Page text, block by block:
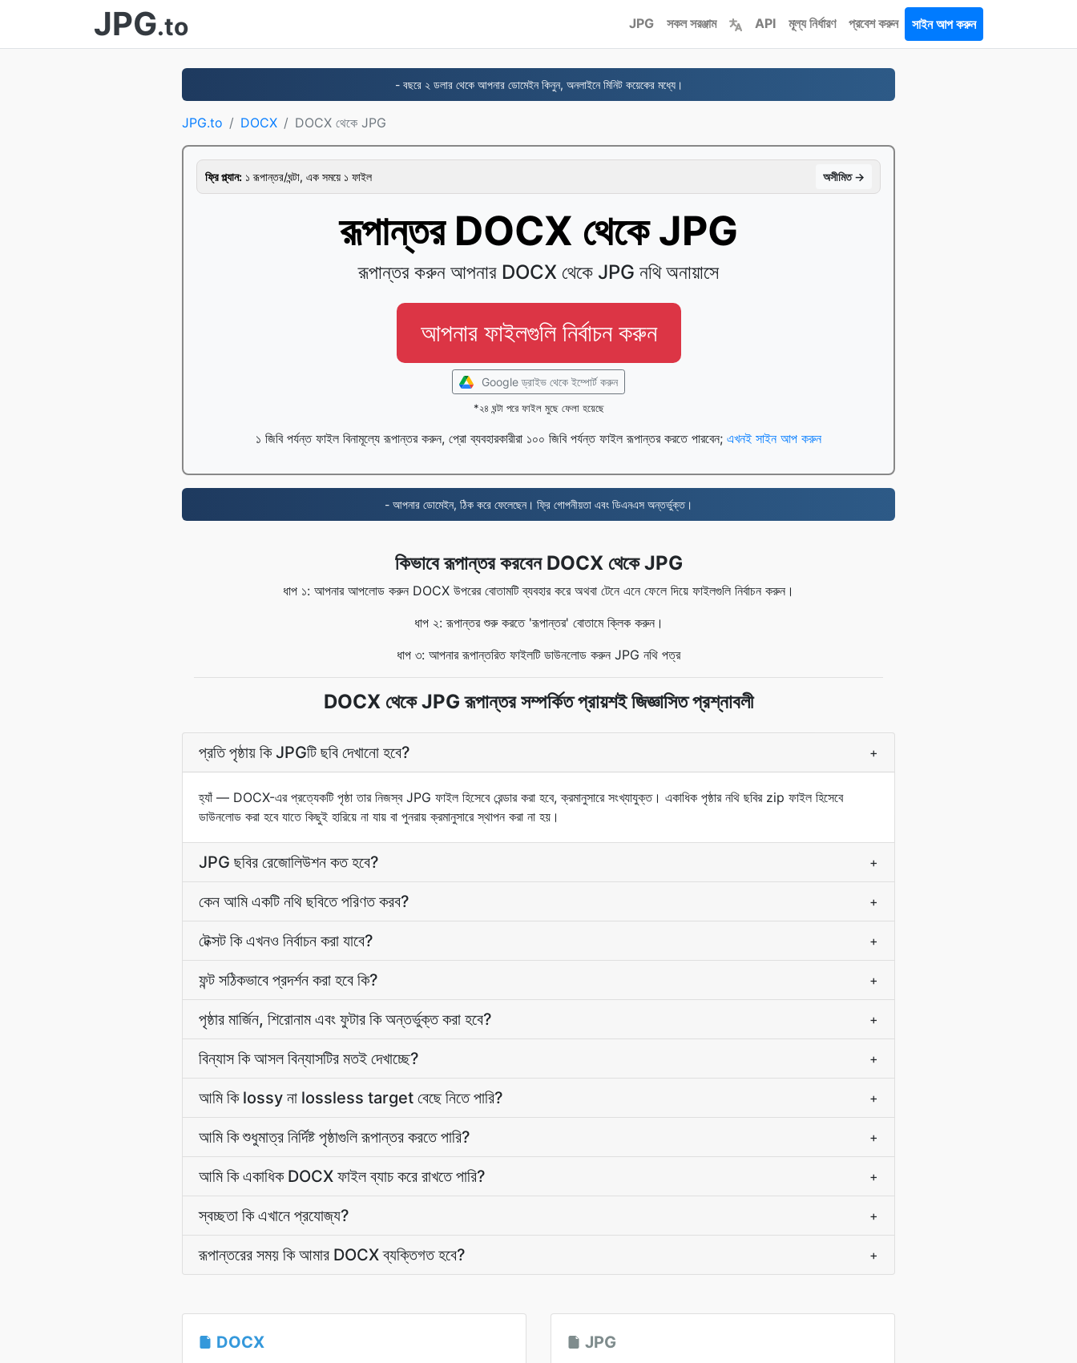
JPG.to JPG সকল সরঞ্জাম API মূল্য নির্ধারণ প্রবেশ করুন সাইন আপ করুন
- বছরে ২ ডলার থেকে আপনার ডোমেইন কিনুন, অনলাইনে মিনিট কয়েকের মধ্যে।
JPG.to DOCX DOCX থেকে JPG
ফ্রি প্ল্যান: ১ রূপান্তর/ঘন্টা, এক সময়ে ১ ফাইল অসীমিত →
রূপান্তর DOCX থেকে JPG
রূপান্তর করুন আপনার DOCX থেকে JPG নথি অনায়াসে
আপনার ফাইলগুলি নির্বাচন করুন
Google ড্রাইভ থেকে ইম্পোর্ট করুন
*২৪ ঘন্টা পরে ফাইল মুছে ফেলা হয়েছে
১ জিবি পর্যন্ত ফাইল বিনামূল্যে রূপান্তর করুন, প্রো ব্যবহারকারীরা ১০০ জিবি পর্যন্ত ফাইল রূপান্তর করতে পারবেন; এখনই সাইন আপ করুন
- আপনার ডোমেইন, ঠিক করে ফেলেছেন। ফ্রি গোপনীয়তা এবং ডিএনএস অন্তর্ভুক্ত।
কিভাবে রূপান্তর করবেন DOCX থেকে JPG
ধাপ ১: আপনার আপলোড করুন DOCX উপরের বোতামটি ব্যবহার করে অথবা টেনে এনে ফেলে দিয়ে ফাইলগুলি নির্বাচন করুন।
ধাপ ২: রূপান্তর শুরু করতে 'রূপান্তর' বোতামে ক্লিক করুন।
ধাপ ৩: আপনার রূপান্তরিত ফাইলটি ডাউনলোড করুন JPG নথি পত্র
DOCX থেকে JPG রূপান্তর সম্পর্কিত প্রায়শই জিজ্ঞাসিত প্রশ্নাবলী
প্রতি পৃষ্ঠায় কি JPGটি ছবি দেখানো হবে? +
হ্যাঁ — DOCX-এর প্রত্যেকটি পৃষ্ঠা তার নিজস্ব JPG ফাইল হিসেবে রেন্ডার করা হবে, ক্রমানুসারে সংখ্যাযুক্ত। একাধিক পৃষ্ঠার নথি ছবির zip ফাইল হিসেবে
ডাউনলোড করা হবে যাতে কিছুই হারিয়ে না যায় বা পুনরায় ক্রমানুসারে স্থাপন করা না হয়।
JPG ছবির রেজোলিউশন কত হবে? +
কেন আমি একটি নথি ছবিতে পরিণত করব? +
টেক্সট কি এখনও নির্বাচন করা যাবে? +
ফন্ট সঠিকভাবে প্রদর্শন করা হবে কি? +
পৃষ্ঠার মার্জিন, শিরোনাম এবং ফুটার কি অন্তর্ভুক্ত করা হবে? +
বিন্যাস কি আসল বিন্যাসটির মতই দেখাচ্ছে? +
আমি কি lossy না lossless target বেছে নিতে পারি? +
আমি কি শুধুমাত্র নির্দিষ্ট পৃষ্ঠাগুলি রূপান্তর করতে পারি? +
আমি কি একাধিক DOCX ফাইল ব্যাচ করে রাখতে পারি? +
স্বচ্ছতা কি এখানে প্রযোজ্য? +
রূপান্তরের সময় কি আমার DOCX ব্যক্তিগত হবে? +
DOCX JPG